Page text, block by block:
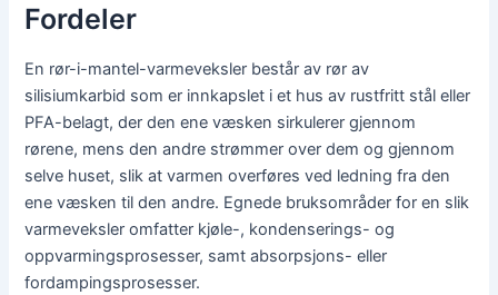
Fordeler
En rør-i-mantel-varmeveksler består av rør av
silisiumkarbid som er innkapslet i et hus av rustfritt stål eller
PFA-belagt, der den ene væsken sirkulerer gjennom
rørene, mens den andre strømmer over dem og gjennom
selve huset, slik at varmen overføres ved ledning fra den
ene væsken til den andre. Egnede bruksområder for en slik
varmeveksler omfatter kjøle-, kondenserings- og
oppvarmingsprosesser, samt absorpsjons- eller
fordampingsprosesser.